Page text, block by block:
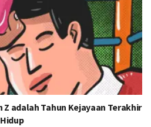
Z adalah Tahun Kejayaan Terakhir